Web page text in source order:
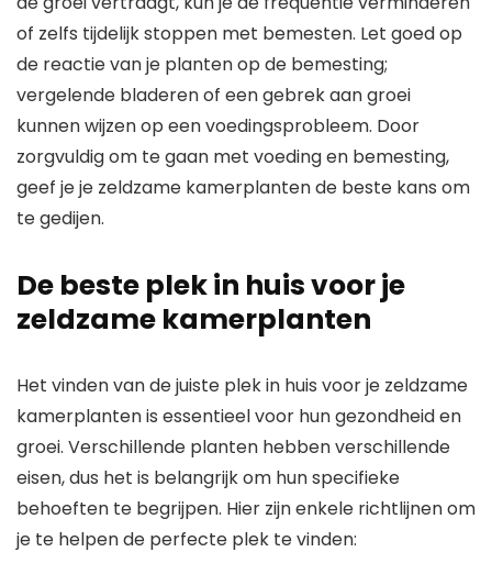
of zelfs tijdelijk stoppen met bemesten. Let goed op
de reactie van je planten op de bemesting;
vergelende bladeren of een gebrek aan groei
kunnen wijzen op een voedingsprobleem. Door
zorgvuldig om te gaan met voeding en bemesting,
geef je je zeldzame kamerplanten de beste kans om
te gedijen.
De beste plek in huis voor je
zeldzame kamerplanten
Het vinden van de juiste plek in huis voor je zeldzame
kamerplanten is essentieel voor hun gezondheid en
groei. Verschillende planten hebben verschillende
eisen, dus het is belangrijk om hun specifieke
behoeften te begrijpen. Hier zijn enkele richtlijnen om
je te helpen de perfecte plek te vinden: